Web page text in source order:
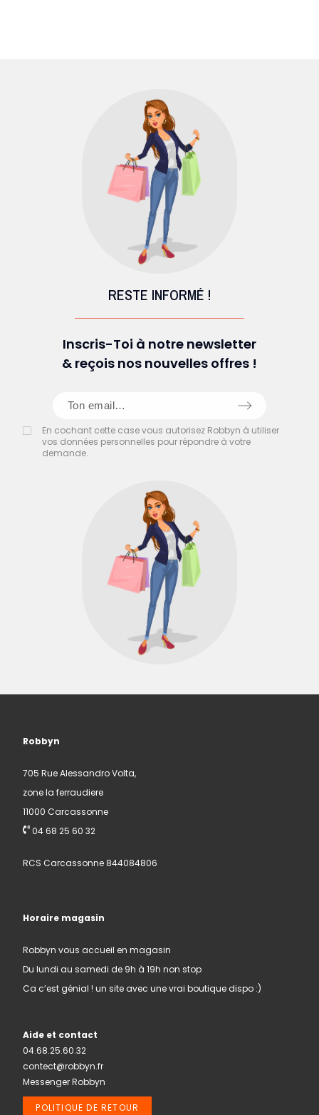
RESTE INFORMÉ !
Inscris-Toi à notre newsletter
& reçois nos nouvelles offres !
En cochant cette case vous autorisez Robbyn à utiliser
vos données personnelles pour répondre à votre
demande.
Robbyn
705 Rue Alessandro Volta,
zone la ferraudiere
11000 Carcassonne
04 68 25 60 32
RCS Carcassonne 844084806
Horaire magasin
Robbyn vous accueil en magasin
Du lundi au samedi de 9h à 19h non stop
Ca c’est génial ! un site avec une vrai boutique dispo :)
Aide et contact
04.68.25.60.32
contect@robbyn.fr
Messenger Robbyn
POLITIQUE DE RETOUR